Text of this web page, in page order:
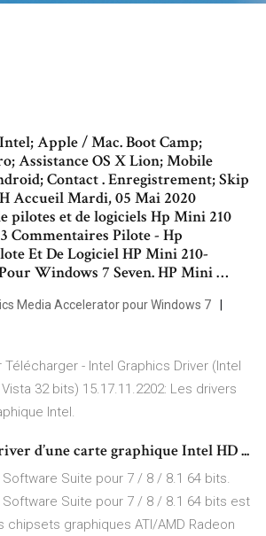
Apple / Mac. Boot Camp;
Assistance OS X Lion; Mobile
Contact . Enregistrement; Skip
Accueil Mardi, 05 Mai 2020
pilotes et de logiciels Hp Mini 210
Commentaires Pilote - Hp
Et De Logiciel HP Mini 210-
Windows 7 Seven. HP Mini …
Media Accelerator pour Windows 7
Télécharger - Intel Graphics Driver (Intel
32 bits) 15.17.11.2202: Les drivers
Intel.
d’une carte graphique Intel HD ...
Software Suite pour 7 / 8 / 8.1 64 bits.
Software Suite pour 7 / 8 / 8.1 64 bits est
graphiques ATI/AMD Radeon